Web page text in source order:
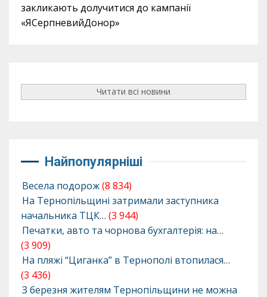
закликають долучитися до кампанії
«ЯСерпневийДонор»
Читати всі новини
Найпопулярніші
Весела подорож(8 834)
На Тернопільщині затримали заступника
начальника ТЦК… (3 944)
Печатки, авто та чорнова бухгалтерія: на…
(3 909)
На пляжі “Циганка” в Тернополі втопилася…
(3 436)
З березня жителям Тернопільщини не можна